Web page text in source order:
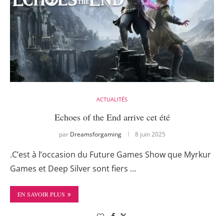
ACTUALITÉS
Echoes of the End arrive cet été
par Dreamsforgaming 8 juin 2025
.C’est à l’occasion du Future Games Show que Myrkur
Games et Deep Silver sont fiers …
EN SAVOIR PLUS